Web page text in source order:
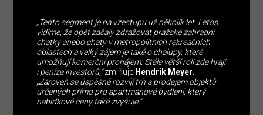
„Tento segment je na vzestupu už několik let. Letos
vidíme, že opět začaly zdražovat pražské zahradní
chatky anebo chaty v metropolitních rekreačních
oblastech a velký zájem je také o chalupy, které
umožňují komerční pronájem. Stále větší roli zde hrají
i peníze investorů,“zmiňuje Hendrik Meyer.
„Zároveň se úspěšně rozvíjí trh s prodejem objektů
určených přímo pro apartmánové bydlení, který
nabídkové ceny také zvyšuje.“